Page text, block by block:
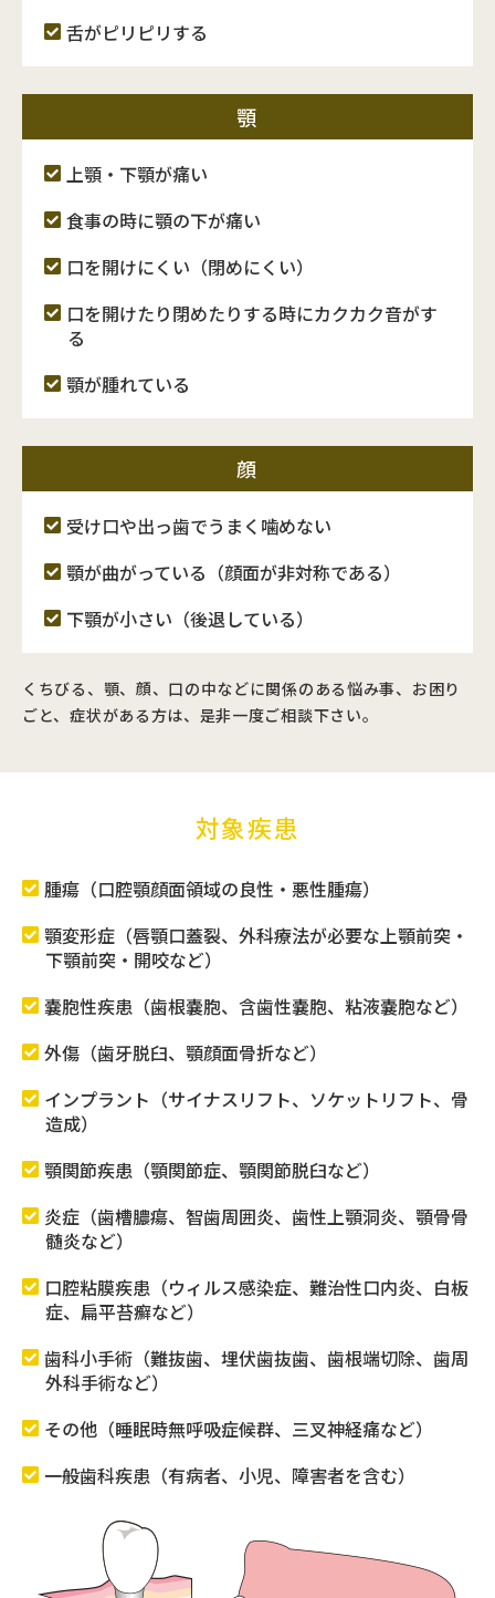
舌がピリピリする
顎
上顎・下顎が痛い
食事の時に顎の下が痛い
口を開けにくい（閉めにくい）
口を開けたり閉めたりする時にカクカク音がす
る
顎が腫れている
顔
受け口や出っ歯でうまく噛めない
顎が曲がっている（顔面が非対称である）
下顎が小さい（後退している）
くちびる、顎、顔、口の中などに関係のある悩み事、お困り
ごと、症状がある方は、是非一度ご相談下さい。
対象疾患
腫瘍（口腔顎顔面領域の良性・悪性腫瘍）
顎変形症（唇顎口蓋裂、外科療法が必要な上顎前突・
下顎前突・開咬など）
嚢胞性疾患（歯根嚢胞、含歯性嚢胞、粘液嚢胞など）
外傷（歯牙脱臼、顎顔面骨折など）
インプラント（サイナスリフト、ソケットリフト、骨
造成）
顎関節疾患（顎関節症、顎関節脱臼など）
炎症（歯槽膿瘍、智歯周囲炎、歯性上顎洞炎、顎骨骨
髄炎など）
口腔粘膜疾患（ウィルス感染症、難治性口内炎、白板
症、扁平苔癬など）
歯科小手術（難抜歯、埋伏歯抜歯、歯根端切除、歯周
外科手術など）
その他（睡眠時無呼吸症候群、三叉神経痛など）
一般歯科疾患（有病者、小児、障害者を含む）